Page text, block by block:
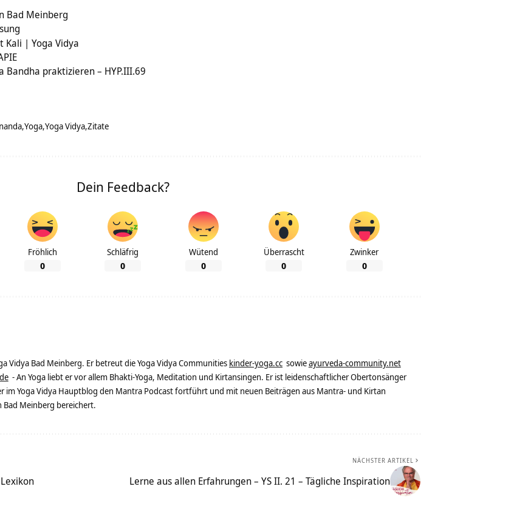
Bad Meinberg
Kali | Yoga Vidya
Bandha praktizieren – HYP.III.69
Yoga Yoga Vidya Zitate
Dein Feedback?
Fröhlich
0
Schläfrig
0
Wütend
0
Überrascht
0
Zwinker
0
Vidya Bad Meinberg. Er betreut die Yoga Vidya Communities kinder-yoga.cc sowieayurveda-community.net
- An Yoga liebt er vor allem Bhakti-Yoga, Meditation und Kirtansingen. Er ist leidenschaftlicher Obertonsänger
im Yoga Vidya Hauptblog den Mantra Podcast fortführt und mit neuen Beiträgen aus Mantra- und Kirtan
Bad Meinberg bereichert.
NÄCHSTER ARTIKEL
Lerne aus allen Erfahrungen – YS II. 21 – Tägliche Inspiration